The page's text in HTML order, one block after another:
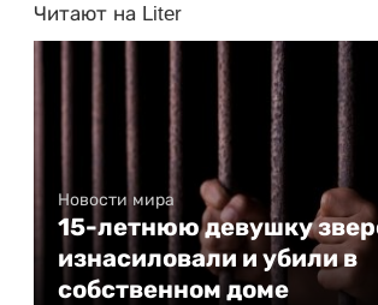
Читают на Liter
Новости мира
15-летнюю девушку
изнасиловали и убили в
собственном доме